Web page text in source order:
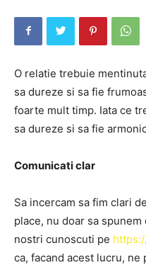
O relatie trebuie
sa dureze si sa fie
foarte mult timp. Iata ce
sa dureze si sa fie
Comunicati clar
Sa incercam sa fim clari
place, nu doar sa
nostri cunoscuti pe
ca, facand acest lucru,